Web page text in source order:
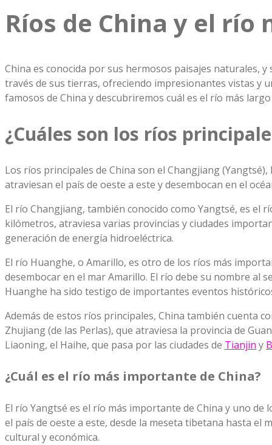
Ríos de China y el
China es conocida por sus hermosos paisajes naturales,
través de sus tierras, ofreciendo impresionantes vistas y
famosos de China y descubriremos cuál es el río más
¿Cuáles son los ríos
Los ríos principales de China son el Changjiang
atraviesan el país de oeste a este y desembocan en el
El río Changjiang, también conocido como Yangtsé, es el
kilómetros, atraviesa varias provincias y ciudades
generación de energía hidroeléctrica.
El río Huanghe, o Amarillo, es otro de los ríos más
desembocar en el mar Amarillo. El río debe su nombre al
Huanghe ha sido testigo de importantes eventos
Además de estos ríos principales, China también cuenta
Zhujiang (de las Perlas), que atraviesa la provincia de
Liaoning, el Haihe, que pasa por las ciudades de Tianjin y
¿Cuál es el río más importante de China?
El río Yangtsé es el río más importante de China y uno
el país de oeste a este, desde la meseta tibetana hasta el
cultural y económica.